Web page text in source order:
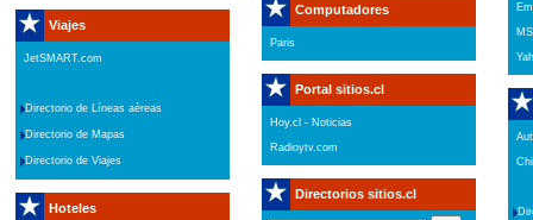
Viajes
JetSMART.com
Directorio de Líneas aéreas
Directorio de Mapas
Directorio de Viajes
Hoteles
Computadores
Paris
Portal sitios.cl
Hoy.cl - Noticias
Radioytv.com
Directorios sitios.cl